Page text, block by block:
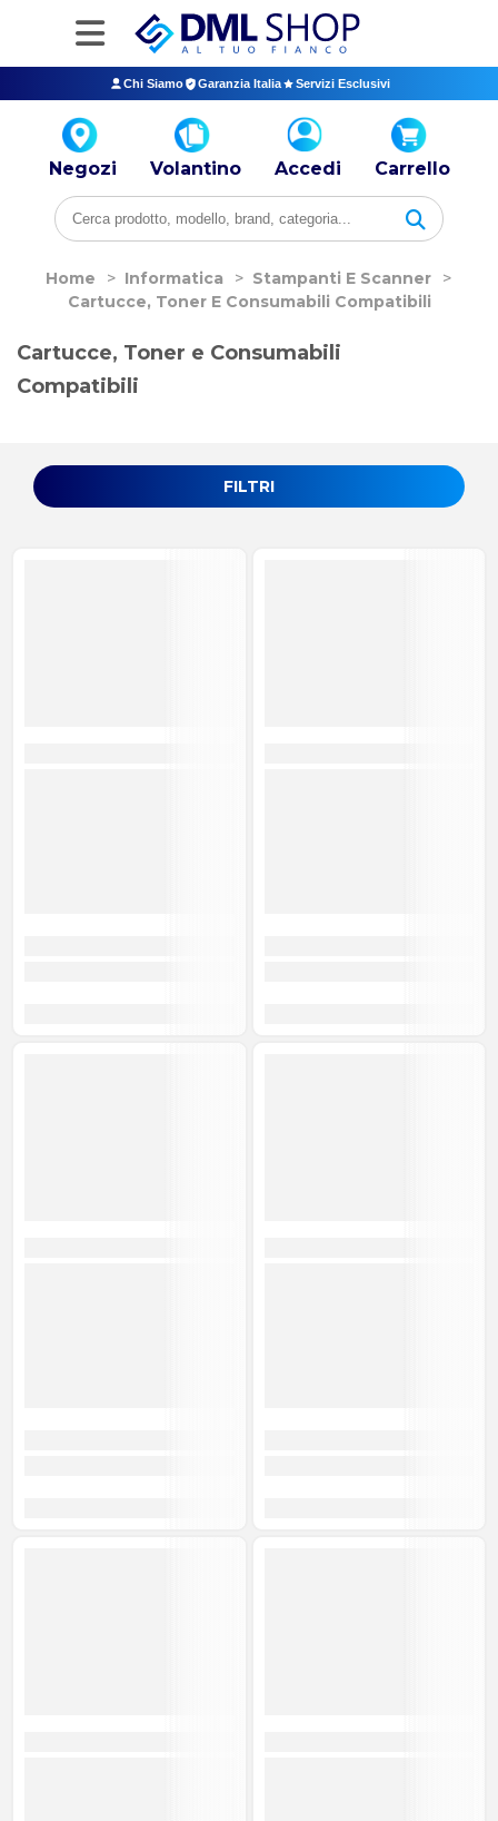
Chi Siamo Garanzia Italia Servizi Esclusivi
Negozi Volantino Accedi Carrello
Home > Informatica > Stampanti E Scanner
>
Cartucce, Toner E Consumabili Compatibili
FILTRI
Cartucce, Toner e Consumabili
Compatibili